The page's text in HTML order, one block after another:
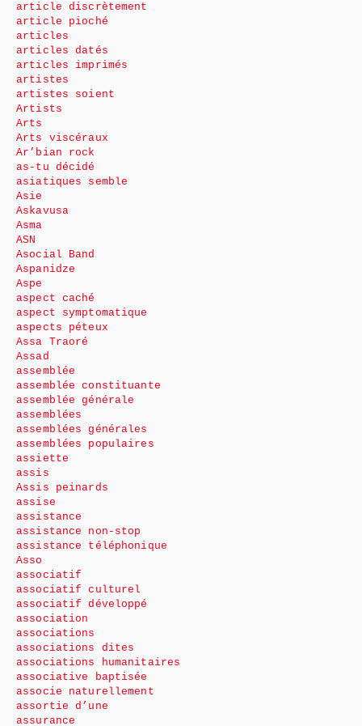
article discrètement
article pioché
articles
articles datés
articles imprimés
artistes
artistes soient
Artists
Arts
Arts viscéraux
Ar’bian rock
as-tu décidé
asiatiques semble
Asie
Askavusa
Asma
ASN
Asocial Band
Aspanidze
Aspe
aspect caché
aspect symptomatique
aspects péteux
Assa Traoré
Assad
assemblée
assemblée constituante
assemblée générale
assemblées
assemblées générales
assemblées populaires
assiette
assis
Assis peinards
assise
assistance
assistance non-stop
assistance téléphonique
Asso
associatif
associatif culturel
associatif développé
association
associations
associations dites
associations humanitaires
associative baptisée
associe naturellement
assortie d’une
assurance